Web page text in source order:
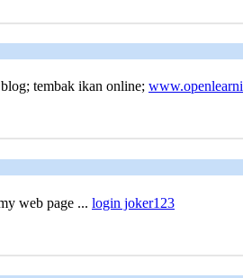
tembak ikаn online;
web page ... login joker123